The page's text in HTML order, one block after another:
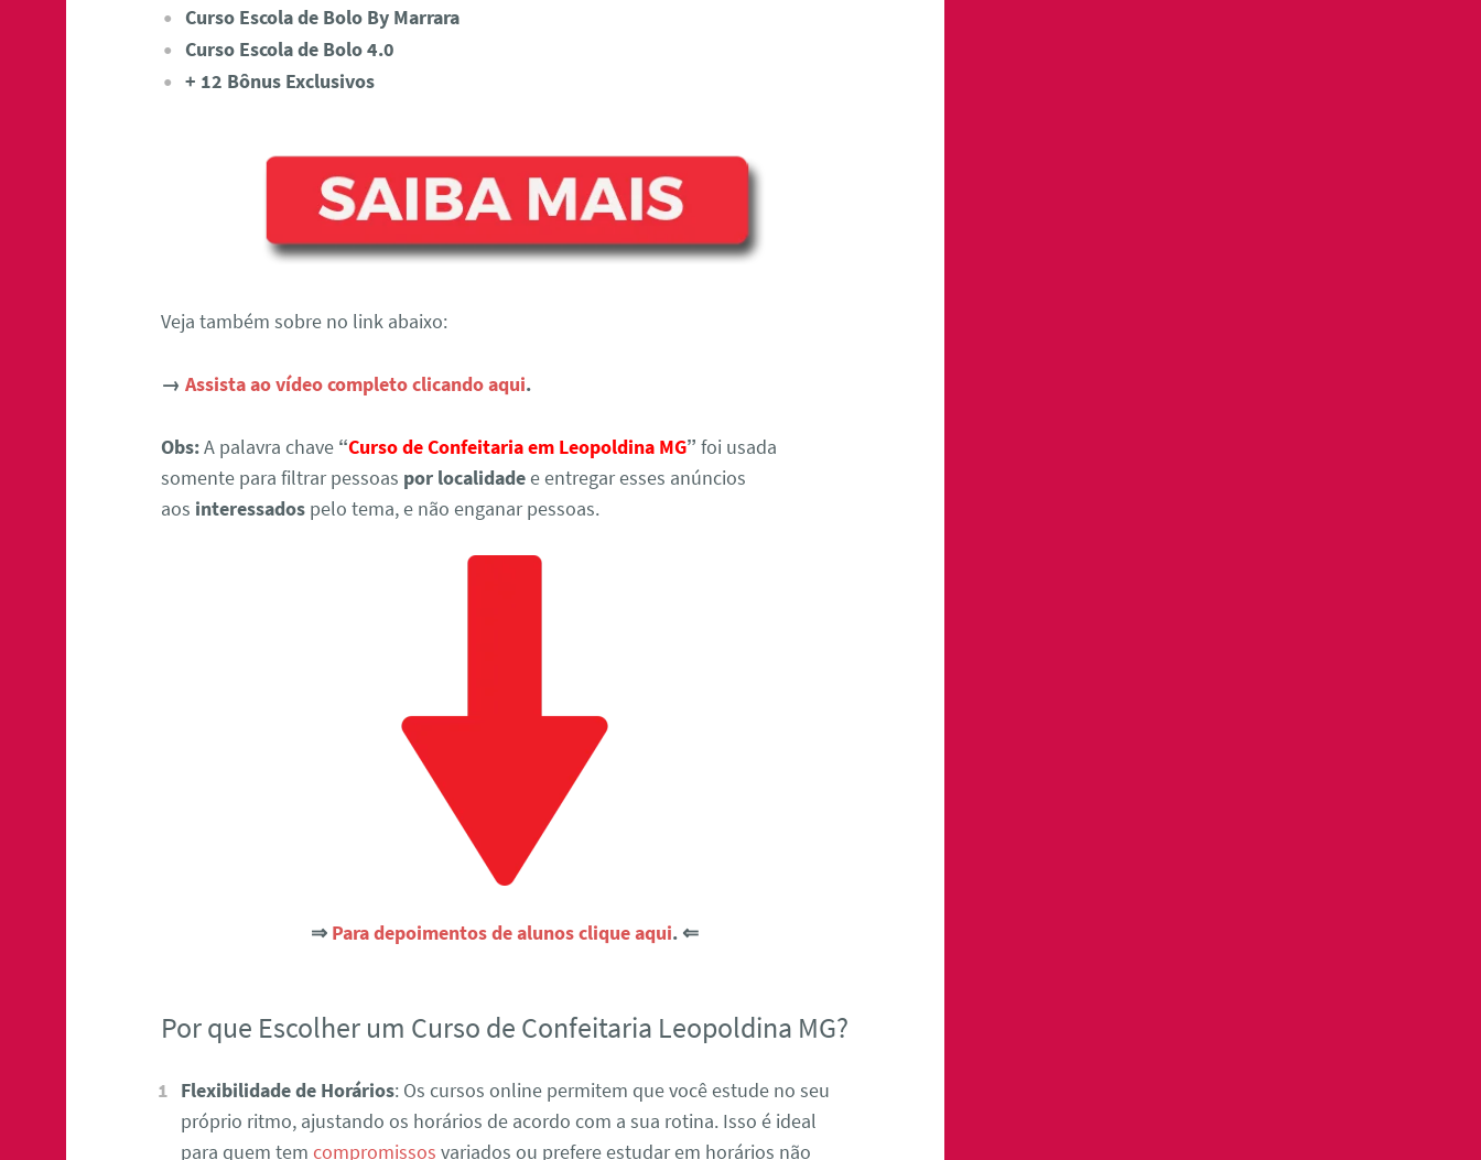
Curso Escola de Bolo By Marrara
Curso Escola de Bolo 4.0
+ 12 Bônus Exclusivos
Veja também sobre no link abaixo:
→Assista ao vídeo completo clicando aqui.
Obs:A palavra chave “Curso de Confeitaria em Leopoldina MG” foi usada
somente para filtrar pessoas por localidadee entregar esses anúncios
aos interessados pelo tema, e não enganar pessoas.
⇒ Para depoimentos de alunos clique aqui. ⇐
Por que Escolher um Curso de Confeitaria Leopoldina MG?
Flexibilidade de Horários: Os cursos online permitem que você estude no seu
próprio ritmo, ajustando os horários de acordo com a sua rotina. Isso é ideal
para quem temcompromissos variados ou prefere estudar em horários não